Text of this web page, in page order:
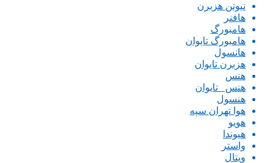
نیوتن هزبرن
هافنر
هامبورگ
هامبورگ تایوان
هانسول
هزبرن تایوان
هنس
هنس _تایوان
هنسول
هوا تهران سپه
هویو
هیوندا
واستر
ویتال